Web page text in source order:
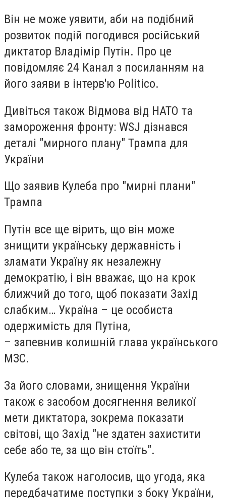
Він не може уявити, аби на подібний
розвиток подій погодився російський
диктатор Владімір Путін. Про це
повідомляє 24 Канал з посиланням на
його заяви в інтерв'ю Politico.
Дивіться також Відмова від НАТО та
замороження фронту: WSJ дізнався
деталі "мирного плану" Трампа для
України
Що заявив Кулеба про "мирні плани"
Трампа
Путін все ще вірить, що він може
знищити українську державність і
зламати Україну як незалежну
демократію, і він вважає, що на крок
ближчий до того, щоб показати Захід
слабким… Україна – це особиста
одержимість для Путіна,
– запевнив колишній глава українського
МЗС.
За його словами, знищення України
також є засобом досягнення великої
мети диктатора, зокрема показати
світові, що Захід "не здатен захистити
себе або те, за що він стоїть".
Кулеба також наголосив, що угода, яка
передбачатиме поступки з боку України,